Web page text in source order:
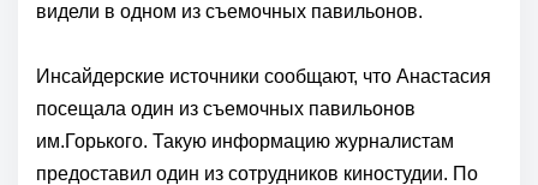
видели в одном из съемочных павильонов.
Инсайдерские источники сообщают, что Анастасия
посещала один из съемочных павильонов
им.Горького. Такую информацию журналистам
предоставил один из сотрудников киностудии. По